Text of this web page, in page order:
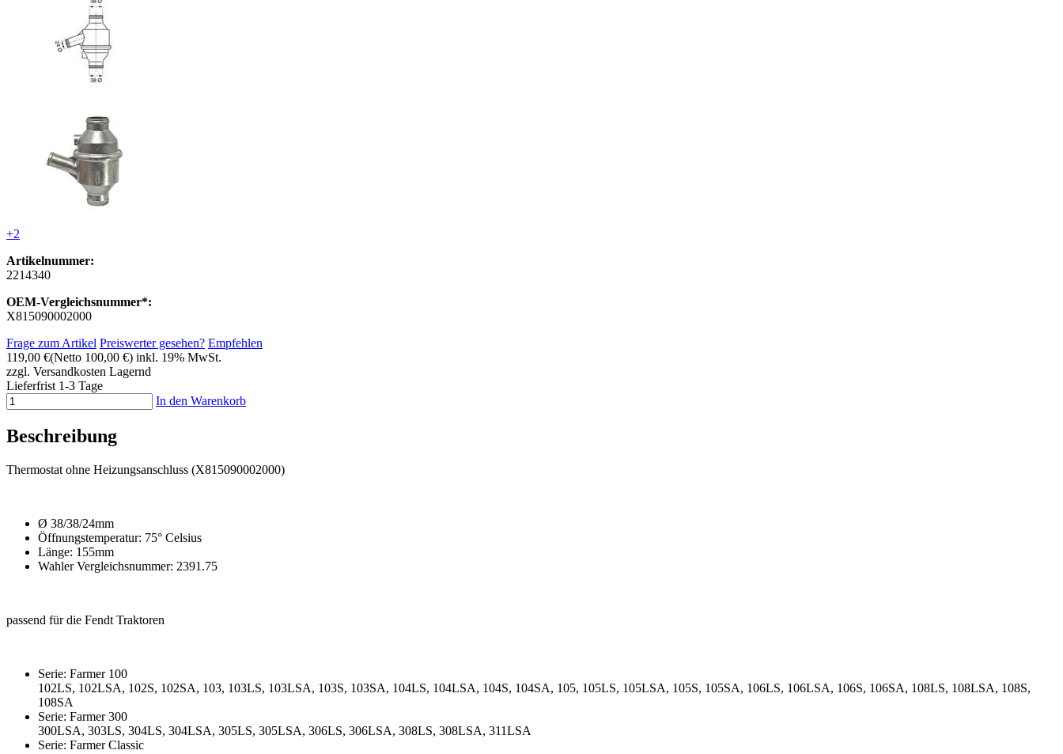
+2
Artikelnummer:
2214340
OEM-Vergleichsnummer*:
X815090002000
Frage zum Artikel Preiswerter gesehen? Empfehlen
119,00 €(Netto 100,00 €) inkl. 19% MwSt.
zzgl. Versandkosten Lagernd
Lieferfrist 1-3 Tage
In den Warenkorb
Beschreibung
Thermostat ohne Heizungsanschluss (X815090002000)
Ø 38/38/24mm
Öffnungstemperatur: 75° Celsius
Länge: 155mm
Wahler Vergleichsnummer: 2391.75
passend für die Fendt Traktoren
Serie: Farmer 100
102LS, 102LSA, 102S, 102SA, 103, 103LS, 103LSA, 103S, 103SA, 104LS, 104LSA, 104S, 104SA, 105, 105LS, 105LSA, 105S, 105SA, 106LS, 106LSA, 106S, 106SA, 108LS, 108LSA, 108S,
108SA
Serie: Farmer 300
300LSA, 303LS, 304LS, 304LSA, 305LS, 305LSA, 306LS, 306LSA, 308LS, 308LSA, 311LSA
Serie: Farmer Classic